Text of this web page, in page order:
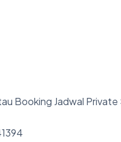
Booking Jadwal